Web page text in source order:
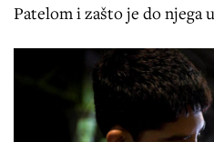
Patelom i zašto je do njega